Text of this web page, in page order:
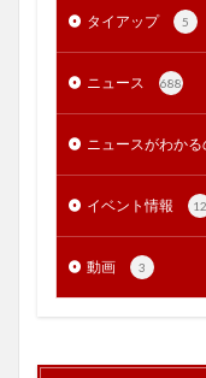
タイアップ 5
ニュース 688
ニュースがわか
イベント情報 12
動画 3